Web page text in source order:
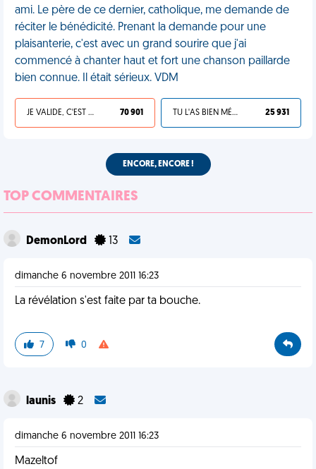
ami. Le père de ce dernier, catholique, me demande de
réciter le bénédicité. Prenant la demande pour une
plaisanterie, c'est avec un grand sourire que j'ai
commencé à chanter haut et fort une chanson paillarde
bien connue. Il était sérieux. VDM
JE VALIDE, C'EST UNE VDM 70 901 TU L'AS BIEN MÉRITÉ 25 931
ENCORE, ENCORE !
TOP COMMENTAIRES
DemonLord 13
dimanche 6 novembre 2011 16:23
La révélation s'est faite par ta bouche.
7 0
launis 2
dimanche 6 novembre 2011 16:23
Mazeltof